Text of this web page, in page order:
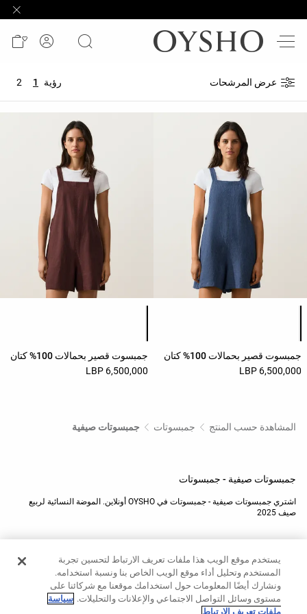
حديثًا
shorts
الأكثر
المشاهدة
المشاهدة
النشاط
المشاهدة
Oysho
Community
مساعدة
عرض المرشحات رؤية 1
2
جمبسوت قصير بحمالات 100% كتان
6,500,000 LBP
جمبسوت قصير بحمالات 100% كتان
6,500,000 LBP
المشاهدة حسب المنتج جمبسوتات جمبسوتات صيفية
جمبسوتات صيفية - جمبسوتات
اشتري جمبسوتات صيفية - جمبسوتات في OYSHO أونلاين. الموضة النسائية لربيع
صيف 2025
قد تعجبك السلع التالية
جمبسوتات قصيرة
جمبسوتات سادة
جمبسوتات شتوية
يستخدم موقع الويب هذا ملفات تعريف الارتباط لتحسين تجربة
المستخدم وتحليل أداء موقع الويب الخاص بنا ونسبة استخدامه.
ونشارك أيضًا المعلومات حول استخدامك موقعنا مع شركائنا على
مستوى وسائل التواصل الاجتماعي والإعلانات والتحليلات. سياسة
ملفات تعريف الارتباط